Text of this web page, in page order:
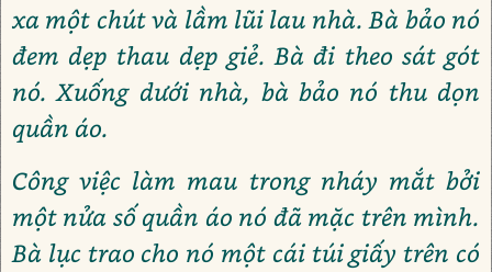
xa một chút và lầm lũi lau nhà. Bà bảo nó
đem dẹp thau dẹp giẻ. Bà đi theo sát gót
nó. Xuống dưới nhà, bà bảo nó thu dọn
quần áo.
Công việc làm mau trong nháy mắt bởi
một nửa số quần áo nó đã mặc trên mình.
Bà lục trao cho nó một cái túi giấy trên có